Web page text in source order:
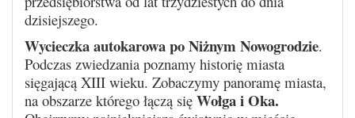
dzisiejszego.
Wycieczka autokarowa po Niżnym Nowogrodzie.
Podczas zwiedzania poznamy historię miasta
sięgającą XIII wieku. Zobaczymy panoramę miasta,
na obszarze którego łączą się Wołga i Oka.